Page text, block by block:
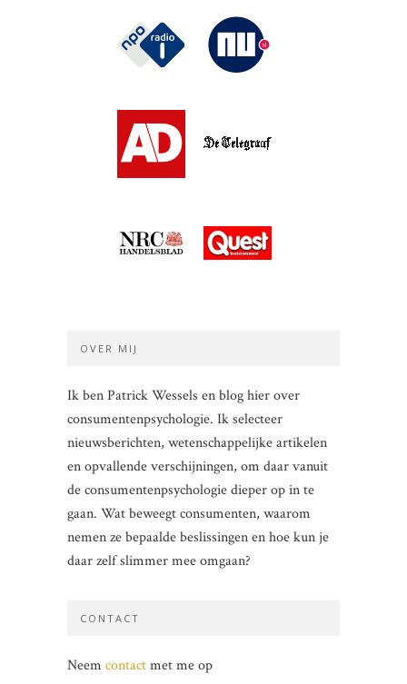
OVER MIJ
Ik ben Patrick Wessels en blog hier over
consumentenpsychologie. Ik selecteer
nieuwsberichten, wetenschappelijke artikelen
en opvallende verschijningen, om daar vanuit
de consumentenpsychologie dieper op in te
gaan. Wat beweegt consumenten, waarom
nemen ze bepaalde beslissingen en hoe kun je
daar zelf slimmer mee omgaan?
CONTACT
Neem contactmet me op